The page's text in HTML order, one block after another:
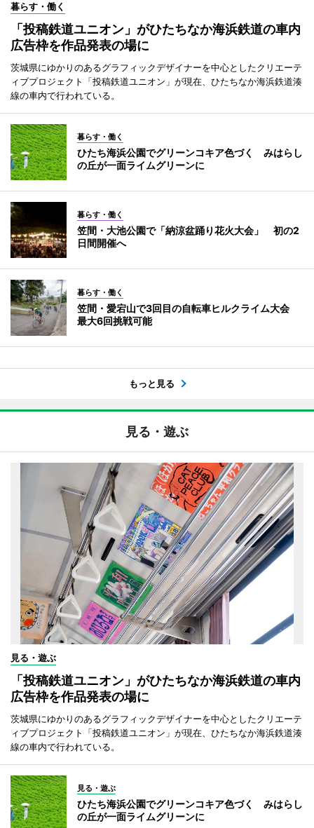
暮らす・働く
「投稿鉄道ユニオン」がひたちなか海浜鉄道の車内
広告枠を作品発表の場に
茨城県にゆかりのあるグラフィックデザイナーを中心としたクリエーテ
ィブプロジェクト「投稿鉄道ユニオン」が現在、ひたちなか海浜鉄道湊
線の車内で行われている。
暮らす・働く
ひたち海浜公園でグリーンコキア色づく みはらし
の丘が一面ライムグリーンに
暮らす・働く
笠間・大池公園で「納涼盆踊り花火大会」 初の2
日間開催へ
暮らす・働く
笠間・愛宕山で3回目の自転車ヒルクライム大会
最大6回挑戦可能
もっと見る
見る・遊ぶ
見る・遊ぶ
「投稿鉄道ユニオン」がひたちなか海浜鉄道の車内
広告枠を作品発表の場に
茨城県にゆかりのあるグラフィックデザイナーを中心としたクリエーテ
ィブプロジェクト「投稿鉄道ユニオン」が現在、ひたちなか海浜鉄道湊
線の車内で行われている。
見る・遊ぶ
ひたち海浜公園でグリーンコキア色づく みはらし
の丘が一面ライムグリーンに